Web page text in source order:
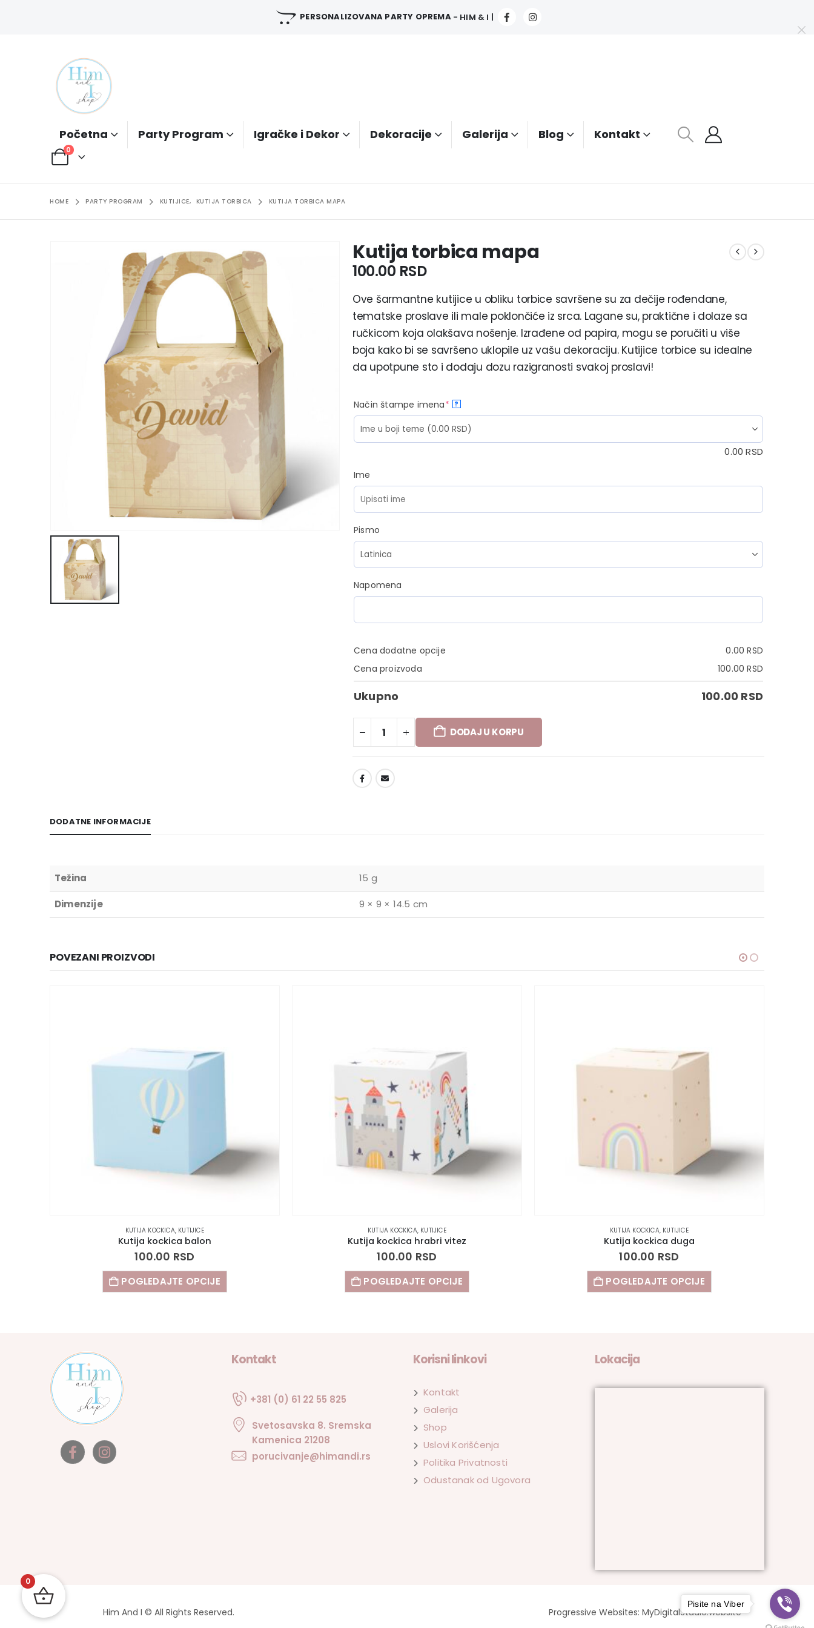
PERSONALIZOVANA PARTY OPREMA - HIM & I |
Početna Party Program Igračke i Dekor Dekoracije Galerija Blog Kontakt
0
HOME PARTY PROGRAM KUTIJICE, KUTIJA TORBICA KUTIJA TORBICA MAPA
Kutija torbica mapa
100.00 RSD
Ove šarmantne kutijice u obliku torbice savršene su za dečije rođendane,
tematske proslave ili male poklončiće iz srca. Lagane su, praktične i dolaze sa
ručkicom koja olakšava nošenje. Izrađene od papira, mogu se poručiti u više
boja kako bi se savršeno uklopile uz vašu dekoraciju. Kutijice torbice su idealne
da upotpune sto i dodaju dozu razigranosti svakoj proslavi!
Način štampe imena* ?
0.00RSD
Ime
Pismo
Napomena
Cena dodatne opcije 0.00RSD
Cena proizvoda
100.00RSD
Ukupno 100.00 RSD
DODAJ U KORPU
DODATNE INFORMACIJE
Težina 15 g
Dimenzije 9 × 9 × 14.5 cm
POVEZANI PROIZVODI
KUTIJA KOCKICA, KUTIJICE
Kutija kockica balon
100.00 RSD
POGLEDAJTE OPCIJE
KUTIJA KOCKICA, KUTIJICE
Kutija kockica hrabri vitez
100.00 RSD
POGLEDAJTE OPCIJE
KUTIJA KOCKICA, KUTIJICE
Kutija kockica duga
100.00 RSD
POGLEDAJTE OPCIJE
Kontakt
+381 (0) 61 22 55 825
Svetosavska 8. Sremska
Kamenica 21208
porucivanje@himandi.rs
Korisni linkovi
Kontakt
Galerija
Shop
Uslovi Korišćenja
Politika Privatnosti
Odustanak od Ugovora
Lokacija
Him And I © All Rights Reserved. Progressive Websites: MyDigitalStudio.website
0
Pisite na Viber